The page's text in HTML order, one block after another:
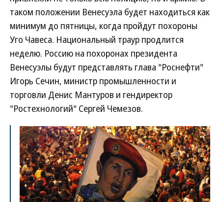
таком положении Венесуэла будет находиться как
минимум до пятницы, когда пройдут похороны
Уго Чавеса. Национальный траур продлится
неделю. Россию на похоронах президента
Венесуэлы будут представлять глава "Роснефти"
Игорь Сечин, министр промышленности и
торговли Денис Мантуров и гендиректор
"Ростехнологий" Сергей Чемезов.